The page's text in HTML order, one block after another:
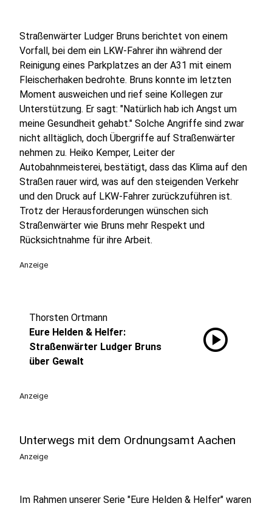
Straßenwärter Ludger Bruns berichtet von einem
Vorfall, bei dem ein LKW-Fahrer ihn während der
Reinigung eines Parkplatzes an der A31 mit einem
Fleischerhaken bedrohte. Bruns konnte im letzten
Moment ausweichen und rief seine Kollegen zur
Unterstützung. Er sagt: "Natürlich hab ich Angst um
meine Gesundheit gehabt." Solche Angriffe sind zwar
nicht alltäglich, doch Übergriffe auf Straßenwärter
nehmen zu. Heiko Kemper, Leiter der
Autobahnmeisterei, bestätigt, dass das Klima auf den
Straßen rauer wird, was auf den steigenden Verkehr
und den Druck auf LKW-Fahrer zurückzuführen ist.
Trotz der Herausforderungen wünschen sich
Straßenwärter wie Bruns mehr Respekt und
Rücksichtnahme für ihre Arbeit.
Anzeige
Thorsten Ortmann
Eure Helden & Helfer:
Straßenwärter Ludger Bruns
über Gewalt
play_circle
Anzeige
Unterwegs mit dem Ordnungsamt Aachen
Anzeige
Im Rahmen unserer Serie "Eure Helden & Helfer" waren